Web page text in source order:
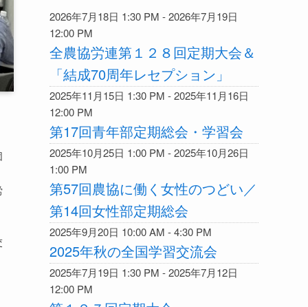
2026年7月18日 1:30 PM - 2026年7月19日
12:00 PM
全農協労連第１２８回定期大会＆
「結成70周年レセプション」
2025年11月15日 1:30 PM - 2025年11月16日
12:00 PM
第17回青年部定期総会・学習会
2025年10月25日 1:00 PM - 2025年10月26日
1:00 PM
第57回農協に働く女性のつどい／
第14回女性部定期総会
2025年9月20日 10:00 AM - 4:30 PM
2025年秋の全国学習交流会
2025年7月19日 1:30 PM - 2025年7月12日
12:00 PM